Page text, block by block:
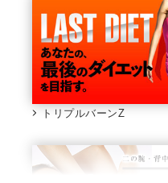
トリプルバーンZ